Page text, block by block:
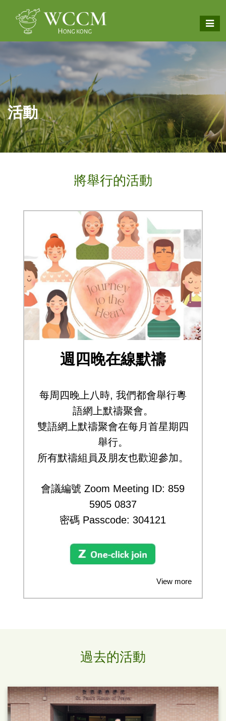
活動
將舉行的活動
週四晚在線默禱
每周四晚上八時, 我們都會舉行粵
語網 上默禱聚會。
雙語網上默禱聚會在每月首星期四
舉行。
所有默禱組員及朋友也歡迎參加。
會議編號 Zoom Meeting ID: 859
5905 0837
密碼 Passcode: 304121
View more
過去的活動